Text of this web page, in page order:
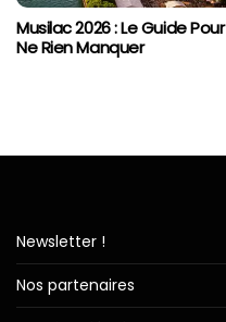
Musilac 2026 : Le Guide Pour
Ne Rien Manquer
Newsletter !
Nos partenaires